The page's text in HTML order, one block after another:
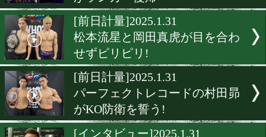
[日本ランキング]2025.1.31
新春日本ランキング! 阿部
がランカー復帰
[前日計量]2025.1.31
松本流星と岡田真虎が目を
せずピリピリ!